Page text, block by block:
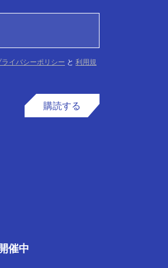
ライバシーポリシー と 利用規
購読する
催中